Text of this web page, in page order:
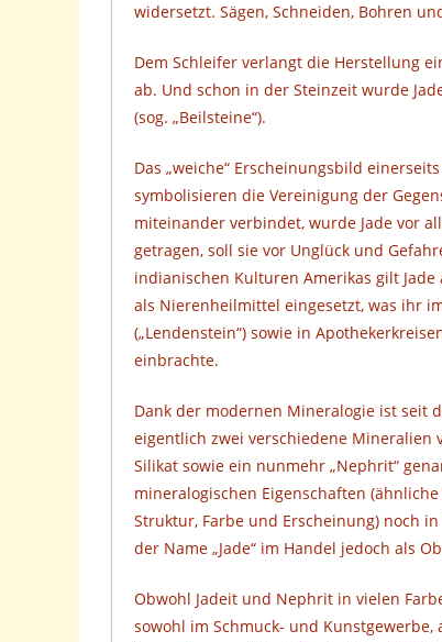
widersetzt. Sägen, Schneiden, Bohren
Dem Schleifer verlangt die Herstellung
ab. Und schon in der Steinzeit wurde
(sog. „Beilsteine“).
Das „weiche“ Erscheinungsbild
symbolisieren die Vereinigung der
miteinander verbindet, wurde Jade vor
getragen, soll sie vor Unglück und
indianischen Kulturen Amerikas gilt
als Nierenheilmittel eingesetzt, was ihr
(„Lendenstein“) sowie in
einbrachte.
Dank der modernen Mineralogie ist seit
eigentlich zwei verschiedene Mineralien
Silikat sowie ein nunmehr „Nephrit“
mineralogischen Eigenschaften
Struktur, Farbe und Erscheinung) noch
der Name „Jade“ im Handel jedoch als
Obwohl Jadeit und Nephrit in vielen
sowohl im Schmuck- und